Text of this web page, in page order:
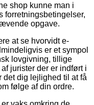
shop kunne man i
forretningsbetingelser,
opgave.
at se hvorvidt e-
er et sympol
lovgivning, tillige
jurister der er indført i
dig lejlighed til at få
følge af din ordre.